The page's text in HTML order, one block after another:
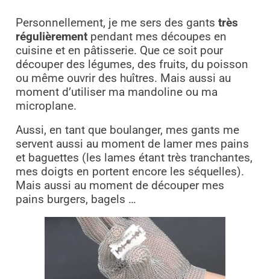
Personnellement, je me sers des gants très
régulièrementpendant mes découpes en
cuisine et en pâtisserie. Que ce soit pour
découper des légumes, des fruits, du poisson
ou même ouvrir des huîtres. Mais aussi au
moment d’utiliser ma mandoline ou ma
microplane.
Aussi, en tant que boulanger, mes gants me
servent aussi au moment de lamer mes pains
et baguettes (les lames étant très tranchantes,
mes doigts en portent encore les séquelles).
Mais aussi au moment de découper mes
pains burgers, bagels …